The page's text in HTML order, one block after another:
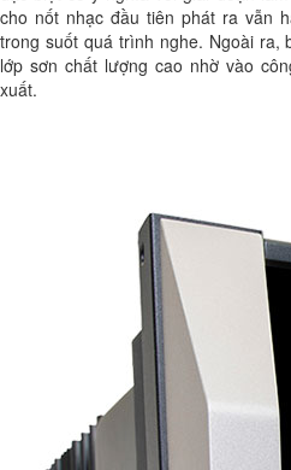
cho nốt nhạc đầu tiên phát ra vẫn
trong suốt quá trình nghe. Ngoài ra,
lớp sơn chất lượng cao nhờ vào
xuất.